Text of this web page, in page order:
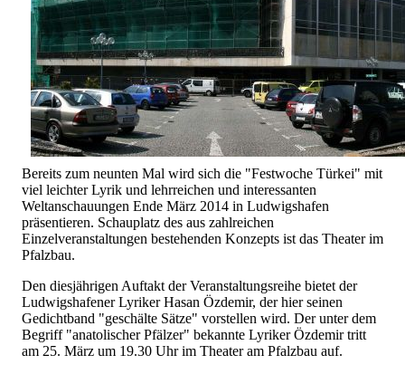
Bereits zum neunten Mal wird sich die "Festwoche Türkei" mit
viel leichter Lyrik und lehrreichen und interessanten
Weltanschauungen Ende März 2014 in Ludwigshafen
präsentieren. Schauplatz des aus zahlreichen
Einzelveranstaltungen bestehenden Konzepts ist das Theater im
Pfalzbau.
Den diesjährigen Auftakt der Veranstaltungsreihe bietet der
Ludwigshafener Lyriker Hasan Özdemir, der hier seinen
Gedichtband "geschälte Sätze" vorstellen wird. Der unter dem
Begriff "anatolischer Pfälzer" bekannte Lyriker Özdemir tritt
am 25. März um 19.30 Uhr im Theater am Pfalzbau auf.